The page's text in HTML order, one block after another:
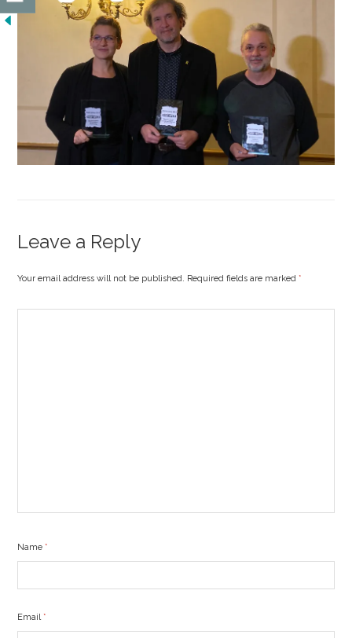
Leave a Reply
Your email address will not be published. Required fields are marked*
Name*
Email*